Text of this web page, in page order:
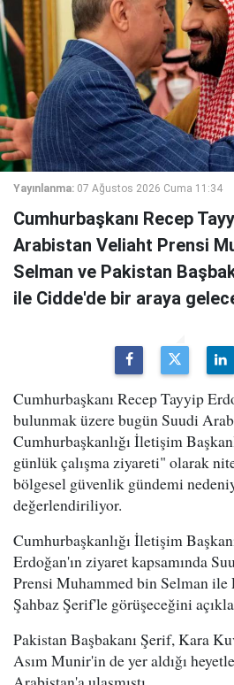
Yayınlanma: 07 Ağustos 2026 Cuma 11:34
Cumhurbaşkanı Recep
Arabistan Veliaht Prensi
Selman ve Pakistan
ile Cidde'de bir araya
Cumhurbaşkanı Recep Tayyip
bulunmak üzere bugün Suudi
Cumhurbaşkanlığı İletişim
günlük çalışma ziyareti" olarak
bölgesel güvenlik gündemi
değerlendiriliyor.
Cumhurbaşkanlığı İletişim
Erdoğan'ın ziyaret kapsamında
Prensi Muhammed bin Selman ile
Şahbaz Şerif'le görüşeceğini
Pakistan Başbakanı Şerif, Kara
Asım Munir'in de yer aldığı